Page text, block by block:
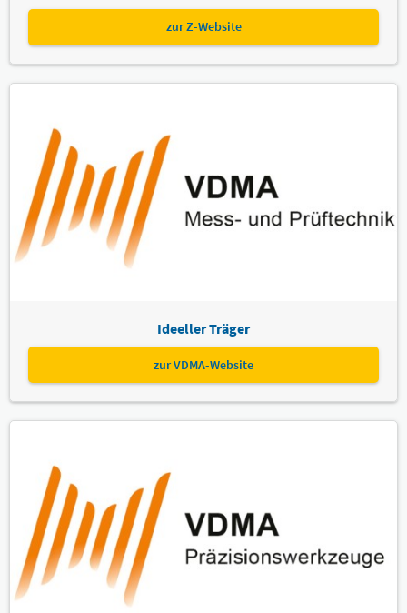
zur Z-Website
Ideeller Träger
zur VDMA-Website